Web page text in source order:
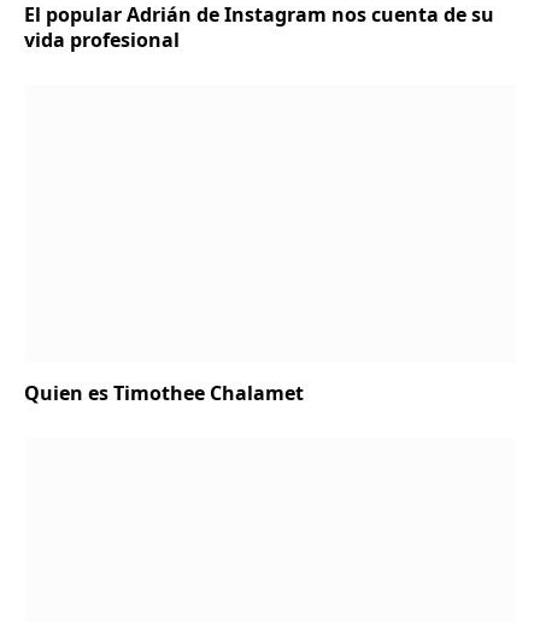
El popular Adrián de Instagram nos cuenta de su
vida profesional
Quien es Timothee Chalamet